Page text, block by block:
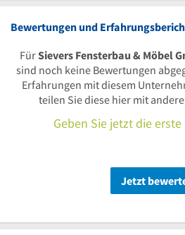
Bewertungen und
FürSievers Fensterbau & Möbel
sind noch keine Bewertungen
Erfahrungen mit diesem
teilen Sie diese hier mit
Geben Sie jetzt die
Jetzt